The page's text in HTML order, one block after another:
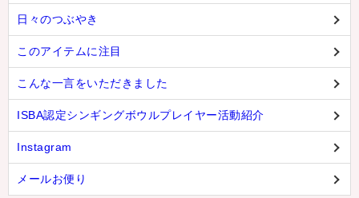
日々のつぶやき
このアイテムに注目
こんな一言をいただきました
ISBA認定シンギングボウルプレイヤー活動紹介
Instagram
メールお便り